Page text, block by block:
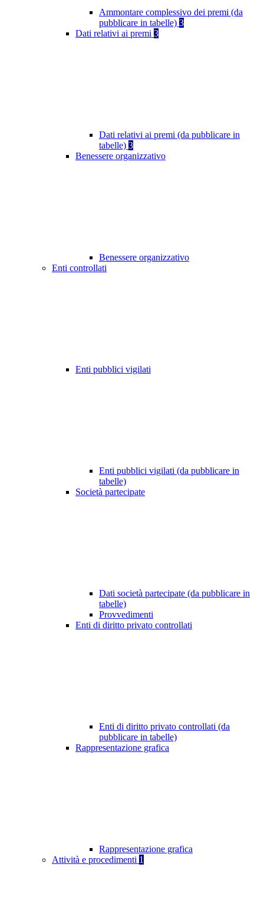
Ammontare complessivo dei premi (da
pubblicare in tabelle) 3
Dati relativi ai premi 3
Dati relativi ai premi (da pubblicare in
tabelle) 3
Benessere organizzativo
Benessere organizzativo
Enti controllati
Enti pubblici vigilati
Enti pubblici vigilati (da pubblicare in
tabelle)
Società partecipate
Dati società partecipate (da pubblicare in
tabelle)
Provvedimenti
Enti di diritto privato controllati
Enti di diritto privato controllati (da
pubblicare in tabelle)
Rappresentazione grafica
Rappresentazione grafica
Attività e procedimenti 1